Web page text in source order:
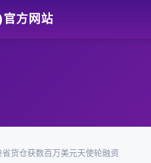
方网站
货仓获数百万美元天使轮融资